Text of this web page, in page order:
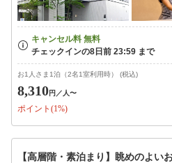
お1人さま1泊（2名1室利用時） (税込)
8,310円 ／人〜
ポイント(1%)
【高層階・素泊まり】眺めのよい